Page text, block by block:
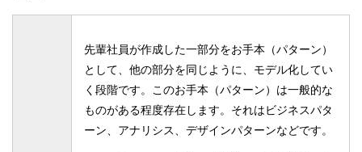
先輩社員が作成した一部分をお手本（パターン）
として、他の部分を同じように、モデル化してい
く段階です。このお手本（パターン）は一般的な
ものがある程度存在します。それはビジネスパタ
ーン、アナリシス、デザインパターンなどです。